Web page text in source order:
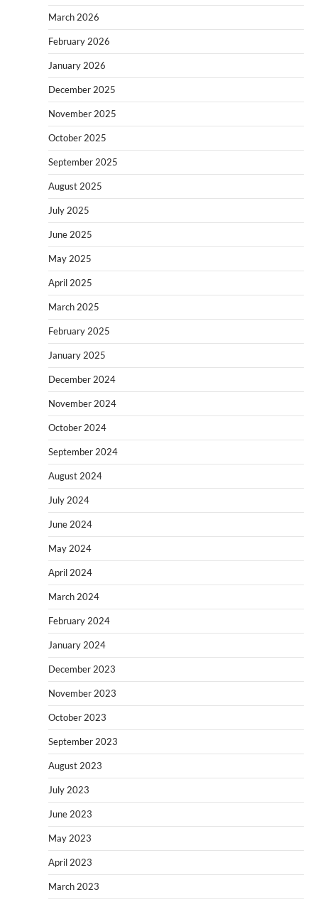
March 2026
February 2026
January 2026
December 2025
November 2025
October 2025
September 2025
August 2025
July 2025
June 2025
May 2025
April 2025
March 2025
February 2025
January 2025
December 2024
November 2024
October 2024
September 2024
August 2024
July 2024
June 2024
May 2024
April 2024
March 2024
February 2024
January 2024
December 2023
November 2023
October 2023
September 2023
August 2023
July 2023
June 2023
May 2023
April 2023
March 2023